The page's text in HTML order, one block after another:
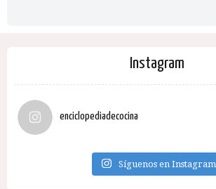
Instagram
enciclopediadecocina
Síguenos en Instagram